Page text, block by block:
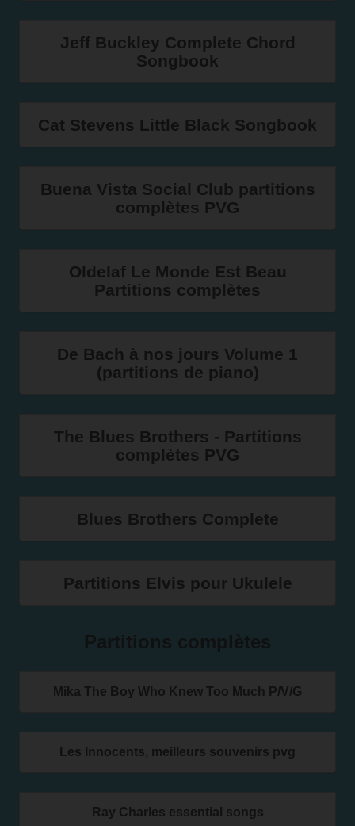
Jeff Buckley Complete Chord
Songbook
Cat Stevens Little Black Songbook
Buena Vista Social Club partitions
complètes PVG
Oldelaf Le Monde Est Beau
Partitions complètes
De Bach à nos jours Volume 1
(partitions de piano)
The Blues Brothers - Partitions
complètes PVG
Blues Brothers Complete
Partitions Elvis pour Ukulele
Mika The Boy Who Knew Too Much P/V/G
Les Innocents, meilleurs souvenirs pvg
Ray Charles essential songs